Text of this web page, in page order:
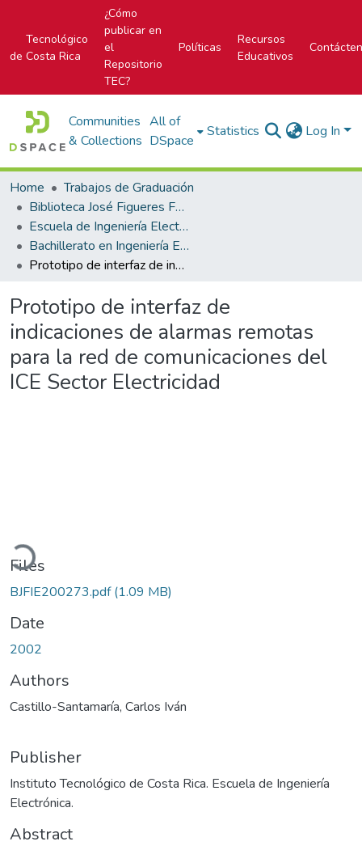
Tecnológico
de Costa Rica
¿Cómo
publicar en
el
Repositorio
TEC?
Políticas
Recursos
Educativos
Communities
& Collections
All of
DSpace
Statistics Log In
Home
Trabajos de Graduación
Biblioteca José Figueres Ferrer
Escuela de Ingeniería Electrónica
Bachillerato en Ingeniería Electrónica
Prototipo de interfaz de indicaciones de alarmas remotas para la red de comunicaciones del ICE Sector Electricidad
Prototipo de interfaz de
indicaciones de alarmas remotas
para la red de comunicaciones del
ICE Sector Electricidad
Loading...
Files
BJFIE200273.pdf(1.09 MB)
Date
2002
Authors
Castillo-Santamaría, Carlos Iván
Publisher
Instituto Tecnológico de Costa Rica. Escuela de Ingeniería
Electrónica.
Abstract